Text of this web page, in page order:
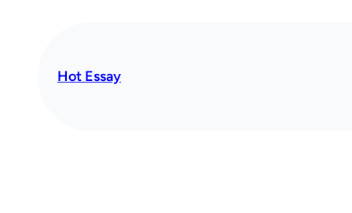
Hot Essay